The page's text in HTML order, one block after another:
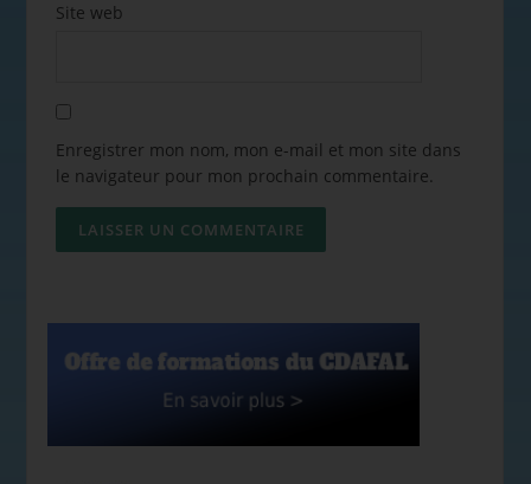
Site web
Enregistrer mon nom, mon e-mail et mon site dans
le navigateur pour mon prochain commentaire.